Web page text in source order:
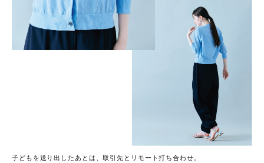
子どもを送り出したあとは、取引先とリモート打ち合わせ。